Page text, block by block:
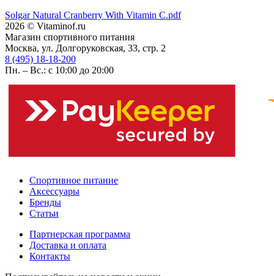
Solgar Natural Cranberry With Vitamin C.pdf
2026 © Vitaminof.ru
Магазин спортивного питания
Москва, ул. Долгоруковская, 33, стр. 2
8 (495) 18-18-200
Пн. – Вс.: с 10:00 до 20:00
Спортивное питание
Аксессуары
Бренды
Статьи
Партнерская программа
Доставка и оплата
Контакты